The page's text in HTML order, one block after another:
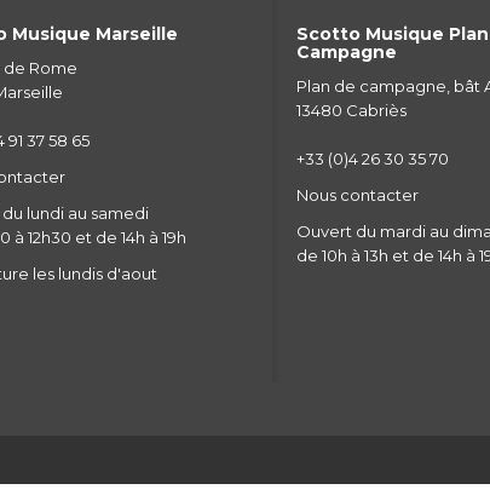
Musique Marseille
de Rome
91 37 58 65
lundi au samedi
à 12h30 et de 14h à 19h
les lundis d'aout
Scotto Musique
Campagne
Plan de campagne, bât
13480 Cabriès
+33 (0)4 26 30 35 70
Nous contacter
Ouvert du mardi au
de 10h à 13h et de 14h à